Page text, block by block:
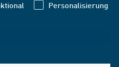
Personalisierung